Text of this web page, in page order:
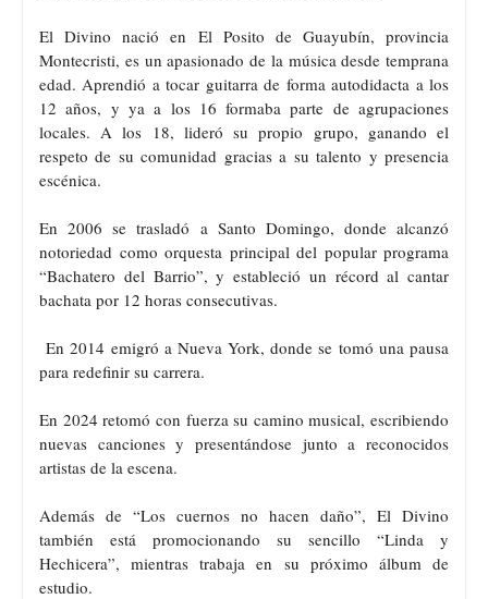
El Divino nació en El Posito de Guayubín, provincia
Montecristi, es un apasionado de la música desde temprana
edad. Aprendió a tocar guitarra de forma autodidacta a los
12 años, y ya a los 16 formaba parte de agrupaciones
locales. A los 18, lideró su propio grupo, ganando el
respeto de su comunidad gracias a su talento y presencia
escénica.
En 2006 se trasladó a Santo Domingo, donde alcanzó
notoriedad como orquesta principal del popular programa
“Bachatero del Barrio”, y estableció un récord al cantar
bachata por 12 horas consecutivas.
En 2014 emigró a Nueva York, donde se tomó una pausa
para redefinir su carrera.
En 2024 retomó con fuerza su camino musical, escribiendo
nuevas canciones y presentándose junto a reconocidos
artistas de la escena.
Además de “Los cuernos no hacen daño”, El Divino
también está promocionando su sencillo “Linda y
Hechicera”, mientras trabaja en su próximo álbum de
estudio.